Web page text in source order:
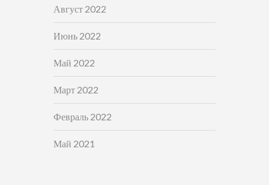
Август 2022
Июнь 2022
Май 2022
Март 2022
Февраль 2022
Май 2021